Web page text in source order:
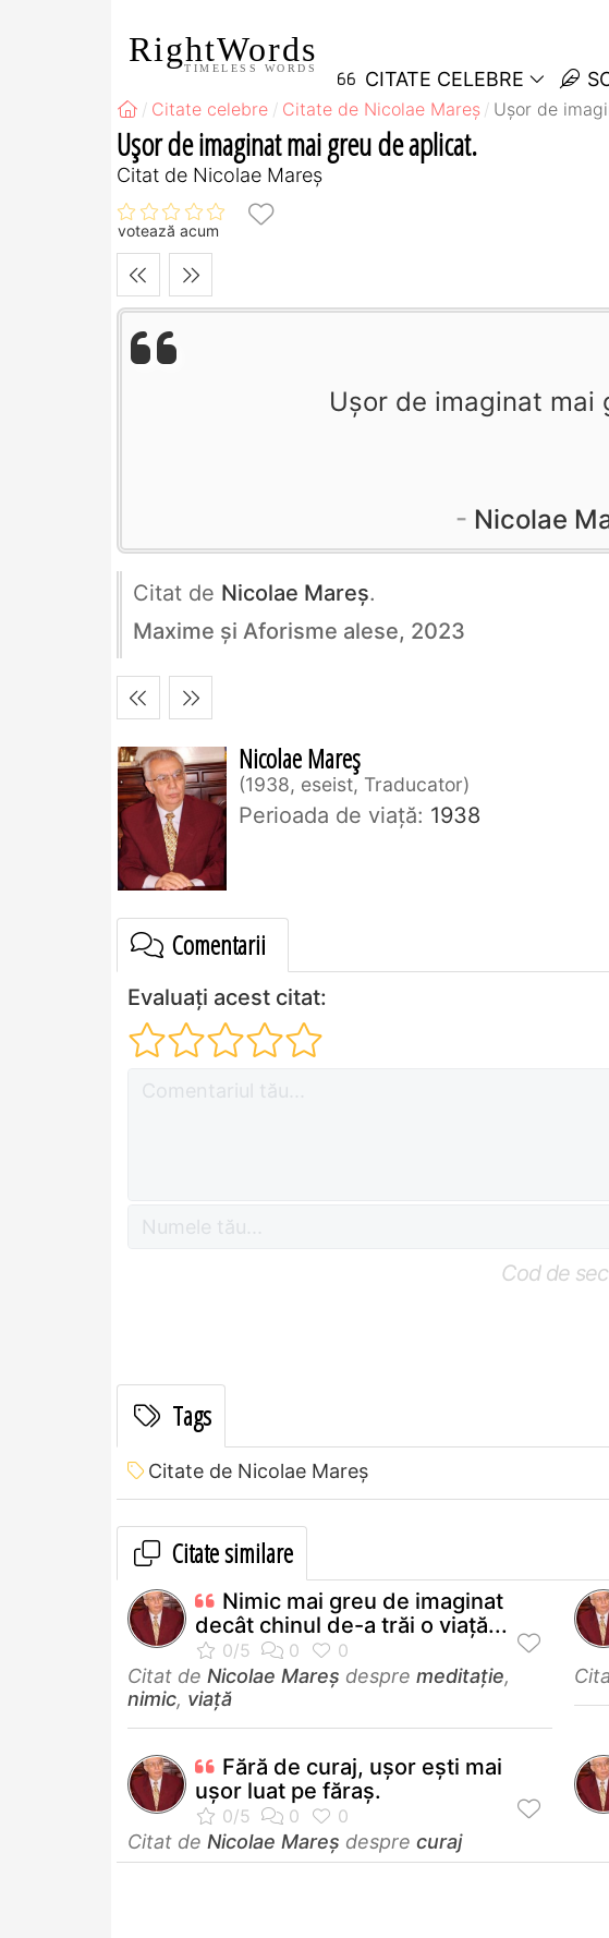
RightWords
TIMELESS WORDS CITATE CELEBRE
Citate celebre Citate de Nicolae Mareș Ușor de
Ușor de imaginat mai greu de aplicat.
Citat de Nicolae Mareș
votează acum
Ușor de imaginat mai
Nicolae
Citat de Nicolae Mareș.
Maxime și Aforisme alese, 2023
Nicolae Mareș
1938, eseist, Traducator
Perioada de viaţă: 1938
Comentarii
Evaluați acest citat:
Cod de
Tags
Citate de Nicolae Mareș
Citate similare
Nimic mai greu de imaginat
decât chinul de-a trăi o viață...
Citat de Nicolae Mareș despre meditație,
nimic, viață
Fără de curaj, ușor ești mai
ușor luat pe făraș.
Citat de Nicolae Mareș despre curaj